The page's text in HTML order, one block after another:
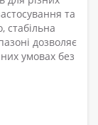
та
стабільна
дозволяє
умовах без